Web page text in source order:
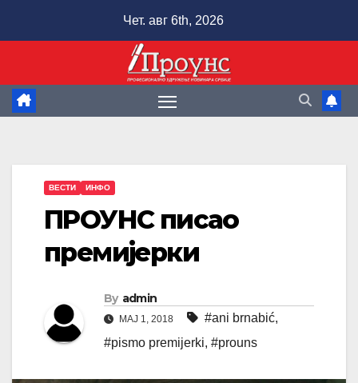
Чет. авг 6th, 2026
ВЕСТИ ИНФО
ПРОУНС писао
премијерки
By admin
МАЈ 1, 2018 #ani brnabić,
#pismo premijerki, #prouns